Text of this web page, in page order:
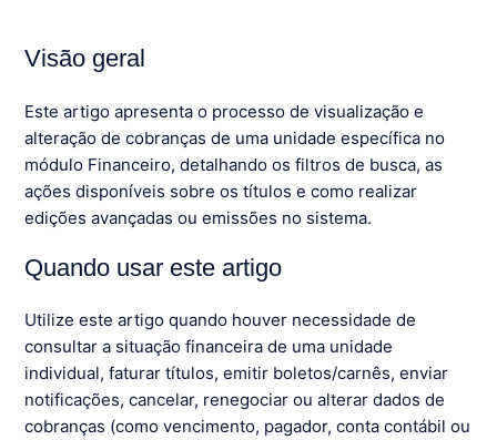
Visão geral
Este artigo apresenta o processo de visualização e
alteração de cobranças de uma unidade específica no
módulo Financeiro, detalhando os filtros de busca, as
ações disponíveis sobre os títulos e como realizar
edições avançadas ou emissões no sistema.
Quando usar este artigo
Utilize este artigo quando houver necessidade de
consultar a situação financeira de uma unidade
individual, faturar títulos, emitir boletos/carnês, enviar
notificações, cancelar, renegociar ou alterar dados de
cobranças (como vencimento, pagador, conta contábil ou